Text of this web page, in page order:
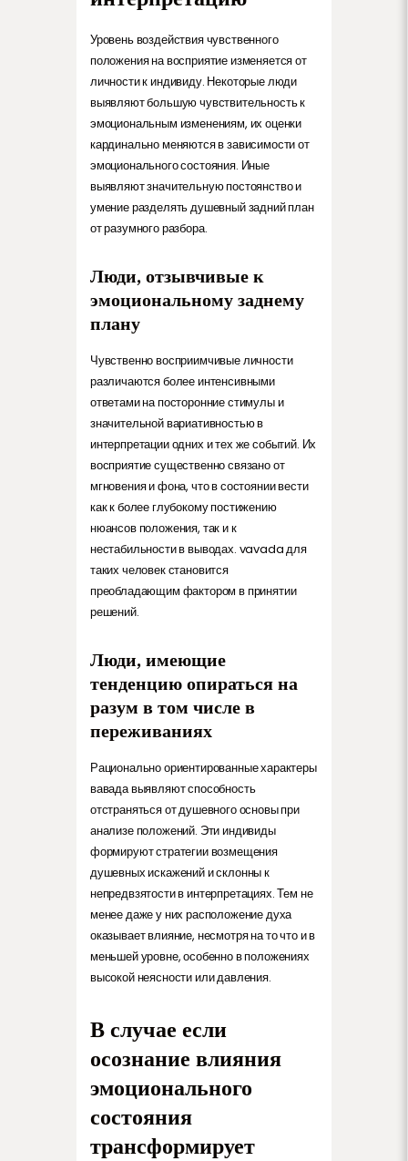
Уровень воздействия чувственного
положения на восприятие изменяется от
личности к индивиду. Некоторые люди
выявляют большую чувствительность к
эмоциональным изменениям, их оценки
кардинально меняются в зависимости от
эмоционального состояния. Иные
выявляют значительную постоянство и
умение разделять душевный задний план
от разумного разбора.
Люди, отзывчивые к
эмоциональному заднему
плану
Чувственно восприимчивые личности
различаются более интенсивными
ответами на посторонние стимулы и
значительной вариативностью в
интерпретации одних и тех же событий. Их
восприятие существенно связано от
мгновения и фона, что в состоянии вести
как к более глубокому постижению
нюансов положения, так и к
нестабильности в выводах. vavada для
таких человек становится
преобладающим фактором в принятии
решений.
Люди, имеющие
тенденцию опираться на
разум в том числе в
переживаниях
Рационально ориентированные характеры
вавада выявляют способность
отстраняться от душевного основы при
анализе положений. Эти индивиды
формируют стратегии возмещения
душевных искажений и склонны к
непредвзятости в интерпретациях. Тем не
менее даже у них расположение духа
оказывает влияние, несмотря на то что и в
меньшей уровне, особенно в положениях
высокой неясности или давления.
В случае если
осознание влияния
эмоционального
состояния
трансформирует